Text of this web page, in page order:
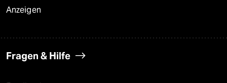
Anzeigen
Fragen & Hilfe